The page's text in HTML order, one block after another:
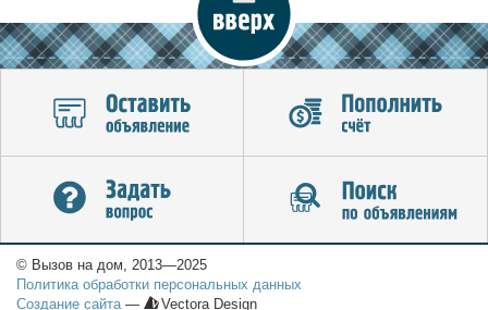
© Вызов на дом, 2013—2025
Политика обработки персональных данных
Создание сайта— Vectora Design